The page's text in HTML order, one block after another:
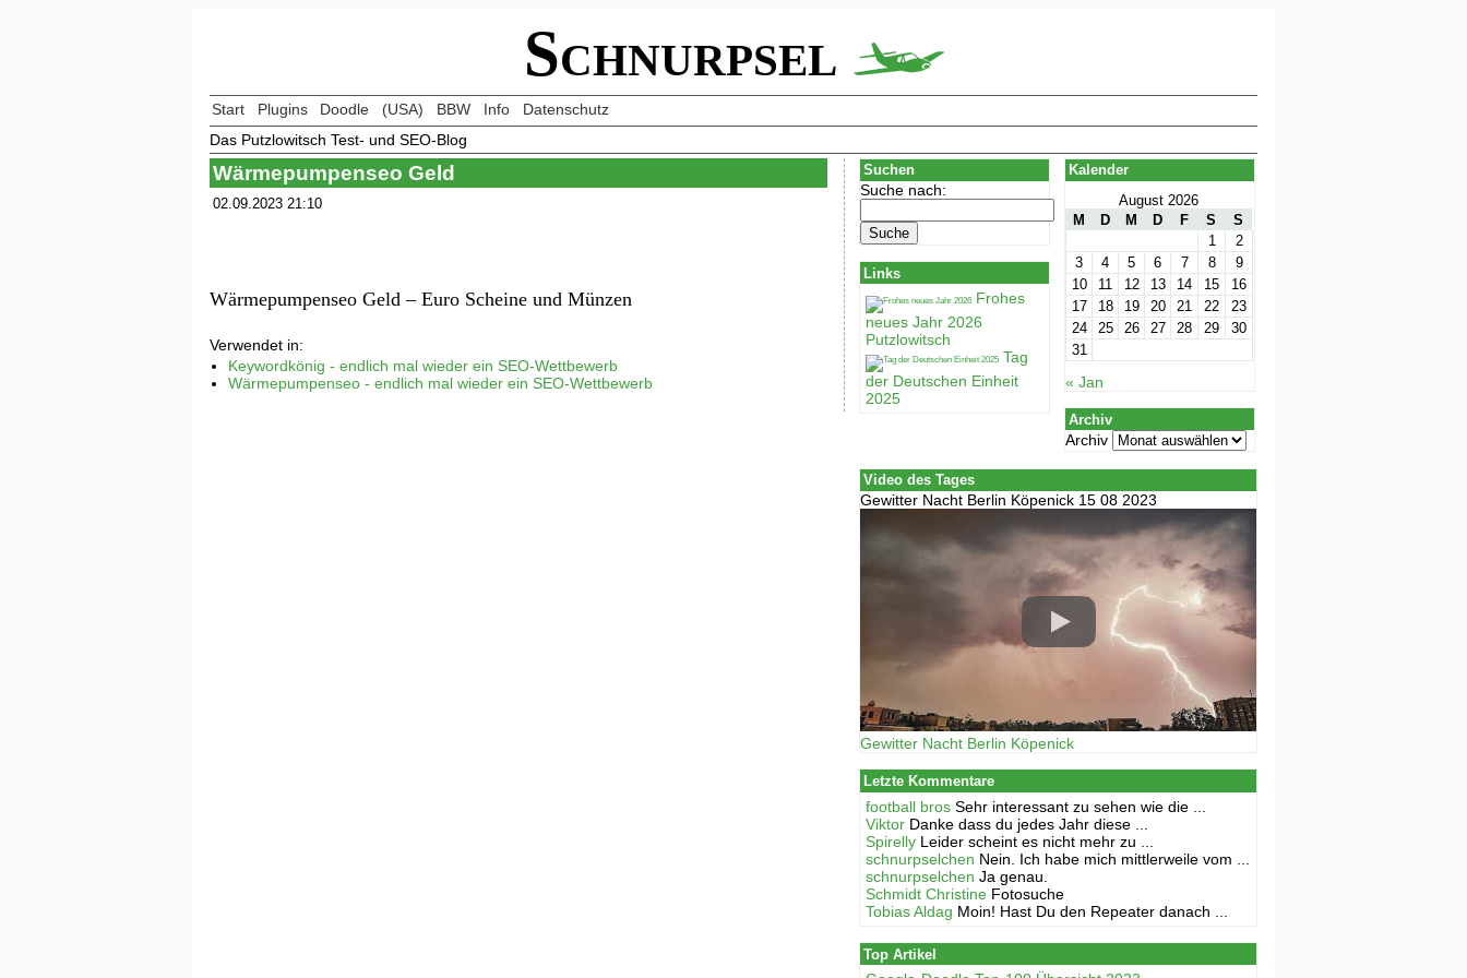
Schnurpsel
Start Plugins Doodle (USA) BBW Info
Datenschutz
Das Putzlowitsch Test- und SEO-Blog
Wärmepumpenseo Geld
02.09.2023 21:10
Wärmepumpenseo Geld – Euro Scheine und Münzen
Verwendet in:
Keywordkönig - endlich mal wieder ein SEO-Wettbewerb
Wärmepumpenseo - endlich mal wieder ein SEO-Wettbewerb
Suchen
Suche nach:
Links
Frohes
neues Jahr 2026
Putzlowitsch
Tag
der Deutschen Einheit
2025
Kalender
August 2026
M
D M D F S
S
1
2
3
4 5 6 7 8
9
10
11 12 13 14 15
16
17
18 19 20 21 22
23
24
25 26 27 28 29
30
31
« Jan
Archiv
Archiv
Video des Tages
Gewitter Nacht Berlin Köpenick 15 08 2023
Gewitter Nacht Berlin Köpenick
Letzte Kommentare
football bros Sehr interessant zu sehen wie die ...
Viktor Danke dass du jedes Jahr diese ...
Spirelly Leider scheint es nicht mehr zu ...
schnurpselchen Nein. Ich habe mich mittlerweile vom ...
schnurpselchen Ja genau.
Schmidt Christine Fotosuche
Tobias Aldag Moin! Hast Du den Repeater danach ...
Top Artikel